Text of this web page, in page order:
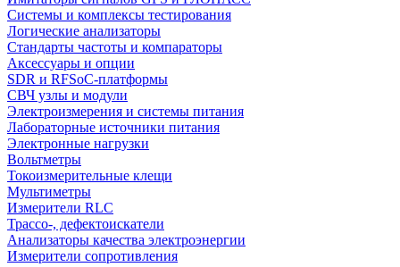
Системы и комплексы тестирования
Логические анализаторы
Стандарты частоты и компараторы
Аксессуары и опции
SDR и RFSoC‑платформы
СВЧ узлы и модули
Электроизмерения и системы питания
Лабораторные источники питания
Электронные нагрузки
Вольтметры
Токоизмерительные клещи
Мультиметры
Измерители RLC
Трассо-, дефектоискатели
Анализаторы качества электроэнергии
Измерители сопротивления